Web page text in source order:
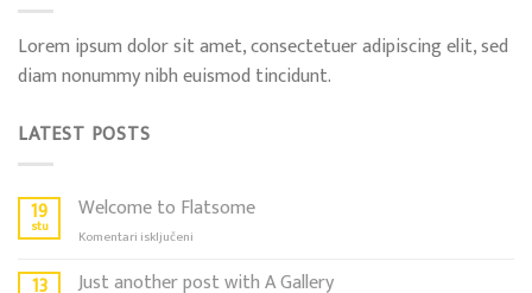
Lorem ipsum dolor sit amet, consectetuer adipiscing elit, sed
diam nonummy nibh euismod tincidunt.
LATEST POSTS
19
stu
Welcome to Flatsome
Komentari isključeni
to
13 Just another post with A Gallery